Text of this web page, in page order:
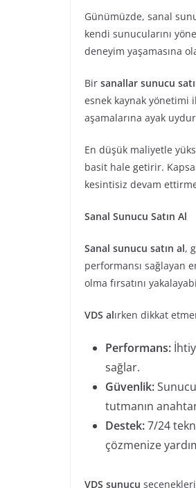
Günümüzde, sanal
kendi sunucularını
deneyim yaşamasına
Bir sanallar sunucu
esnek kaynak yönetimi
aşamalarına ayak
En düşük maliyetle
basit hale getirir.
kesintisiz devam
Sanal Sunucu Satın Al
Sanal sunucu satın al,
performansı sağlayan
olma fırsatını
VDS alırken dikkat
Performans:
sağlar.
Güvenlik:
tutmanın
Destek:7/24
çözmenize
VDS sunucu